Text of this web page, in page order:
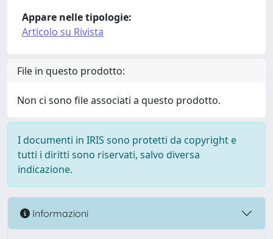
Appare nelle tipologie:
Articolo su Rivista
File in questo prodotto:
Non ci sono file associati a questo prodotto.
I documenti in IRIS sono protetti da copyright e
tutti i diritti sono riservati, salvo diversa
indicazione.
Informazioni